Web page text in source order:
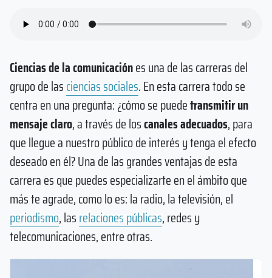
Ciencias de la comunicaciónes una de las carreras del
grupo de lasciencias sociales. En esta carrera todo se
centra en una pregunta: ¿cómo se puedetransmitir un
mensaje claro, a través de loscanales adecuados, para
que llegue a nuestro público de interés y tenga el efecto
deseado en él? Una de las grandes ventajas de esta
carrera es que puedes especializarte en el ámbito que
más te agrade, como lo es: la radio, la televisión, el
periodismo, lasrelaciones públicas, redes y
telecomunicaciones, entre otras.